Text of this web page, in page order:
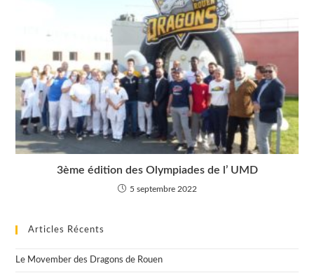
3ème édition des Olympiades de l’ UMD
5 septembre 2022
Articles Récents
Le Movember des Dragons de Rouen